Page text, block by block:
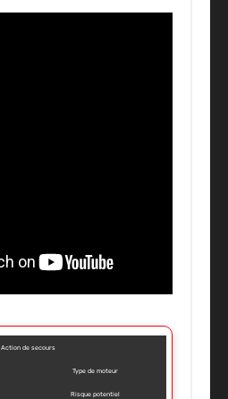
Action de secours
Type de moteur
Risque potentiel